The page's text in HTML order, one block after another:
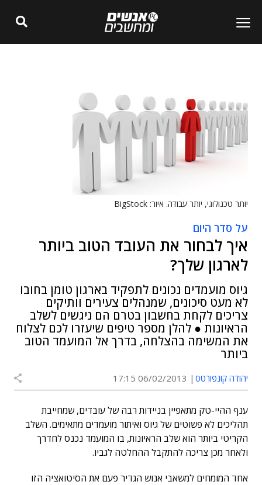
יותר טכנולוגי, יותר עבודה. איור: BigStock
על סדר היום
איך לבחור את העובד הטוב ביותר
לארגון שלך?
גיוס מועמדים נכונים לתפקיד בארגון טומן בחובו
לא מעט סיכונים, שמנהלים צעירים וותיקים
צריכים לקחת בחשבון בטרם הם ניגשים לשלב
הראיונות ● להלן מספר טיפים שיעזרו לכם לצלוח
את המשימה בהצלחה, בדרך אל המועמד הטוב
ביותר
יהודה קונפורטס 06/02/2013 17:15
ענף ההיי-טק מתאפיין בניידות רבה של עובדים, שמחייבת
תהליכים לא פשוטים של גיוס ואיתור מועמדים מתאימים. השלב
הקריטי ביותר הוא שלב הראיונות, בו המועמד נכנס לחדרך
ולאחר מכן צריכה להתקבל ההחלטה לגביו.
אחד המומחים למשאבי אנוש הגדיר פעם את הסיטואציה הזו